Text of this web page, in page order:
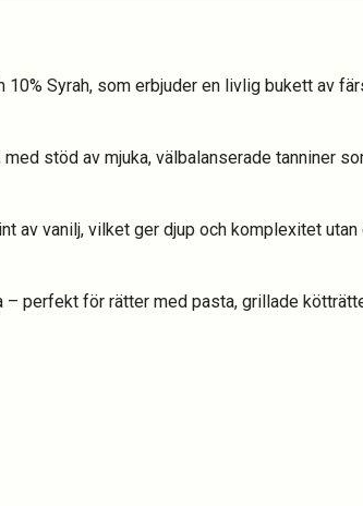
Syrah, som erbjuder en livlig bukett av
stöd av mjuka, välbalanserade tanniner
av vanilj, vilket ger djup och komplexitet
perfekt för rätter med pasta, grillade